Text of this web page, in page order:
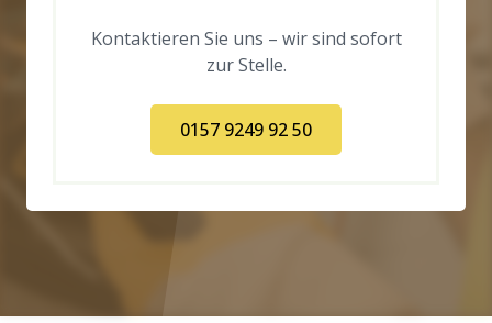
Kontaktieren Sie uns – wir sind sofort
zur Stelle.
0157 9249 92 50